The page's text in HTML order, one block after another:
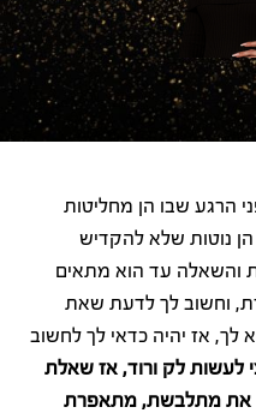
הרגע שבו הן מחליטות
נוטות שלא להקדיש
והשאלה עד הוא מתאים
וחשוב לך לדעת שאת
אז יהיה כדאי לך לחשוב
לעשות לק ורוד, אז שאלת
את מתלבשת, מתאפרת